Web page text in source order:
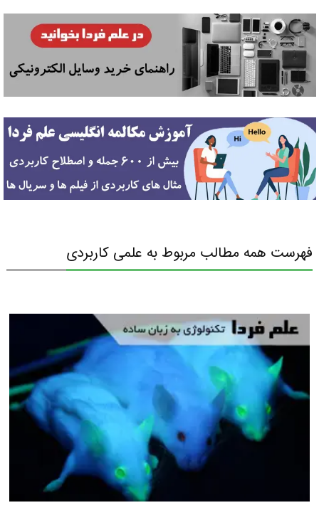
فهرست همه مطالب مربوط به علمی کاربردی